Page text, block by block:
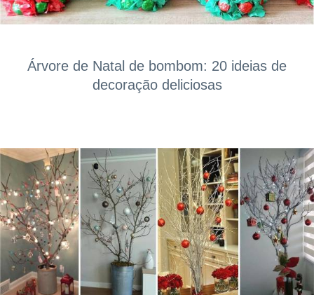
Árvore de Natal de bombom: 20 ideias de
decoração deliciosas